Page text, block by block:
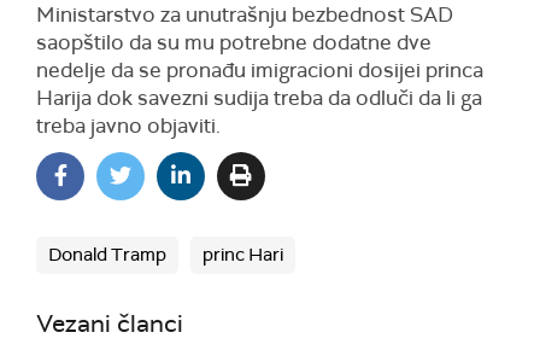
Ministarstvo za unutrašnju bezbednost SAD
saopštilo da su mu potrebne dodatne dve
nedelje da se pronađu imigracioni dosijei princa
Harija dok savezni sudija treba da odluči da li ga
treba javno objaviti.
Donald Tramp princ Hari
Vezani članci